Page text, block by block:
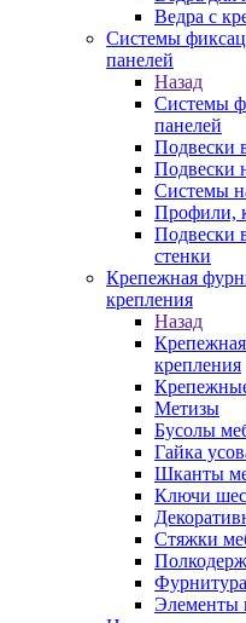
Ведра с
Системы
панелей
Назад
Системы
панелей
Подвески
Подвески
Системы
Профили,
Подвески
стенки
Крепежная
крепления
Назад
крепления
Метизы
Бусолы
Гайка
Шканты
Ключи
Стяжки
Фурнитура
Элементы